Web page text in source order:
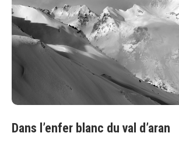
Dans l’enfer blanc du val d’aran